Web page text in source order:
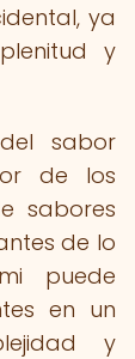
ya
y
sabor
de los
sabores
de lo
puede
en un
y